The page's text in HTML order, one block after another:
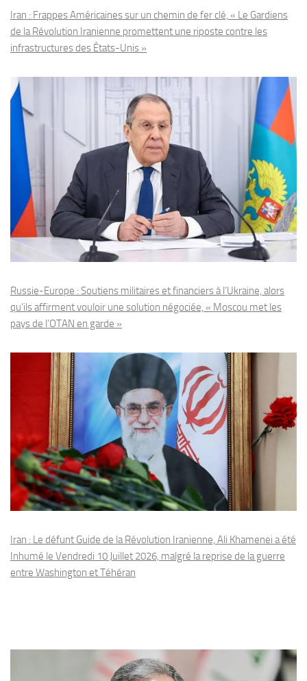
Iran : Frappes Américaines sur un chemin de fer clé, « Le Gardiens
de la Révolution Iranienne promettent une riposte contre les
infrastructures des États-Unis »
Russie-Europe : Soutiens militaires et financiers à l’Ukraine, alors
qu’ils affirment vouloir une solution négociée, « Moscou met les
pays de l’OTAN en garde »
Iran : Le défunt Guide de la Révolution Iranienne, Ali Khamenei a été
Inhumé le Vendredi 10 Juillet 2026, malgré la reprise de la guerre
entre Washington et Téhéran